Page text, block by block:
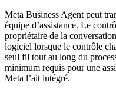
Meta Business Agent peut
équipe d’assistance. Le
propriétaire de la
logiciel lorsque le contrôle
seul fil tout au long du
minimum requis pour une
Meta l’ait intégré.